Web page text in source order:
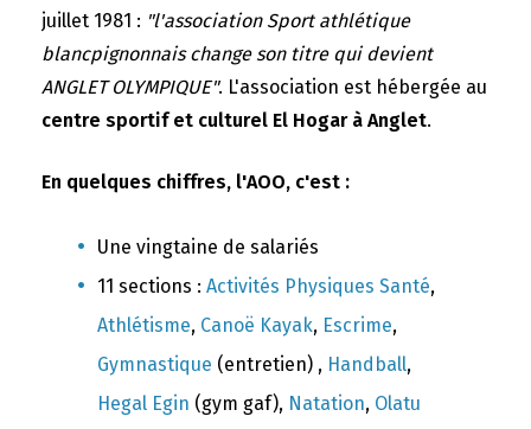
juillet 1981 : "l'association Sport athlétique
blancpignonnais change son titre qui devient
ANGLET OLYMPIQUE". L'association est hébergée au
centre sportif et culturel El Hogar à Anglet.
En quelques chiffres, l'AOO, c'est :
Une vingtaine de salariés
11 sections : Activités Physiques Santé,
Athlétisme, Canoë Kayak, Escrime,
Gymnastique (entretien) , Handball,
Hegal Egin (gym gaf), Natation, Olatu